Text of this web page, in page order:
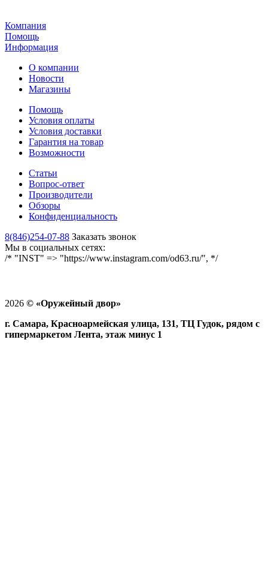
Компания
Помощь
Информация
О компании
Новости
Магазины
Помощь
Условия оплаты
Условия доставки
Гарантия на товар
Возможности
Статьи
Вопрос-ответ
Производители
Обзоры
Конфиденциальность
8(846)254-07-88 Заказать звонок
Мы в социальных сетях:
/* "INST" => "https://www.instagram.com/od63.ru/", */
2026 © «Оружейный двор»
г. Самара, Красноармейская улица, 131, ТЦ Гудок, рядом с
гипермаркетом Лента, этаж минус 1